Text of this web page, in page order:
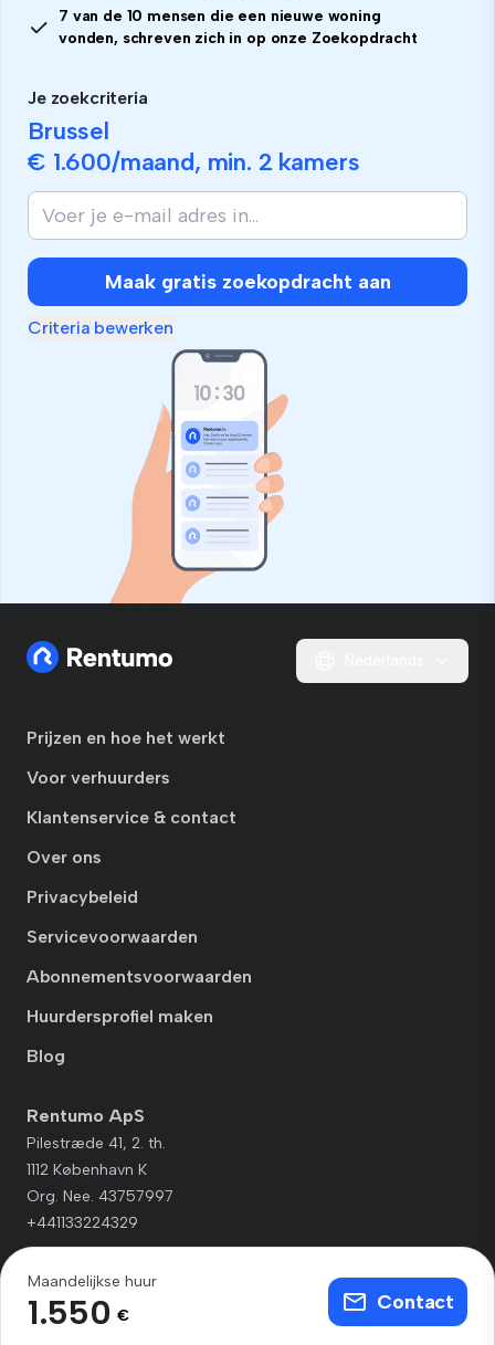
7 van de 10 mensen die een nieuwe woning
vonden, schreven zich in op onze Zoekopdracht
Je zoekcriteria
Brussel
€ 1.600/maand, min. 2 kamers
Maak gratis zoekopdracht aan
Criteria bewerken
Maandelijkse huur
1.550 €
Contact
Prijzen en hoe het werkt
Voor verhuurders
Klantenservice & contact
Over ons
Privacybeleid
Servicevoorwaarden
Abonnementsvoorwaarden
Huurdersprofiel maken
Blog
Rentumo ApS
Pilestræde 41, 2. th.
1112 København K
Org. Nee. 43757997
+441133224329